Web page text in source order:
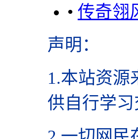
• 传奇翎
声明 ：
1.本站资源
供自行学